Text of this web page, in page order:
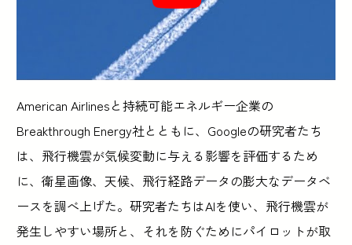
American Airlinesと持続可能エネルギー企業の
Breakthrough Energy社とともに、Googleの研究者たち
は、飛行機雲が気候変動に与える影響を評価するため
に、衛星画像、天候、飛行経路データの膨大なデータベ
ースを調べ上げた。研究者たちはAIを使い、飛行機雲が
発生しやすい場所と、それを防ぐためにパイロットが取